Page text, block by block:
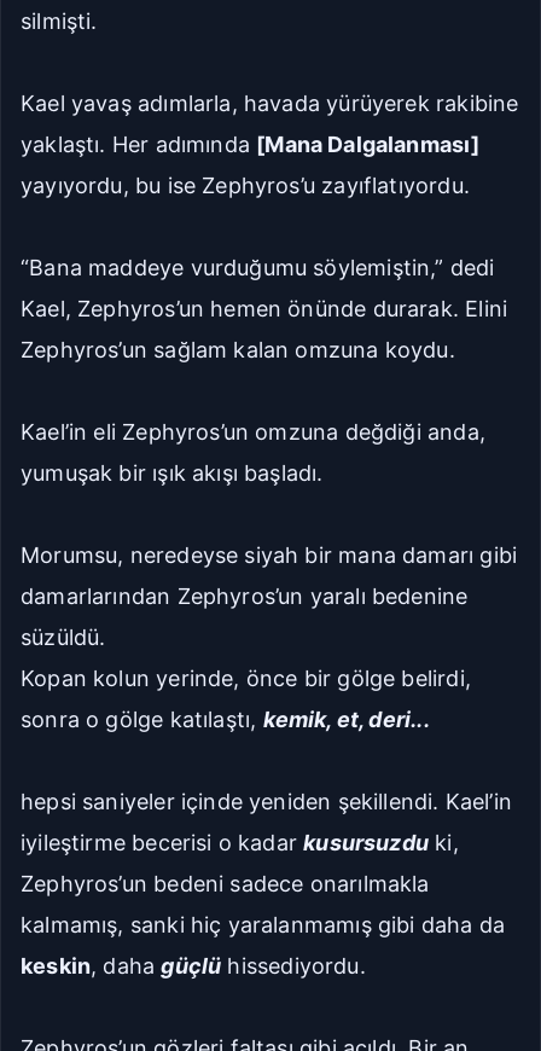
silmişti.
Kael yavaş adımlarla, havada yürüyerek rakibine
yaklaştı. Her adımında [Mana Dalgalanması]
yayıyordu, bu ise Zephyros’u zayıflatıyordu.
“Bana maddeye vurduğumu söylemiştin,” dedi
Kael, Zephyros’un hemen önünde durarak. Elini
Zephyros’un sağlam kalan omzuna koydu.
Kael’in eli Zephyros’un omzuna değdiği anda,
yumuşak bir ışık akışı başladı.
Morumsu, neredeyse siyah bir mana damarı gibi
damarlarından Zephyros’un yaralı bedenine
süzüldü.
Kopan kolun yerinde, önce bir gölge belirdi,
sonra o gölge katılaştı, kemik, et, deri...
hepsi saniyeler içinde yeniden şekillendi. Kael’in
iyileştirme becerisi o kadarkusursuzdu ki,
Zephyros’un bedeni sadece onarılmakla
kalmamış, sanki hiç yaralanmamış gibi daha da
keskin, dahagüçlü hissediyordu.